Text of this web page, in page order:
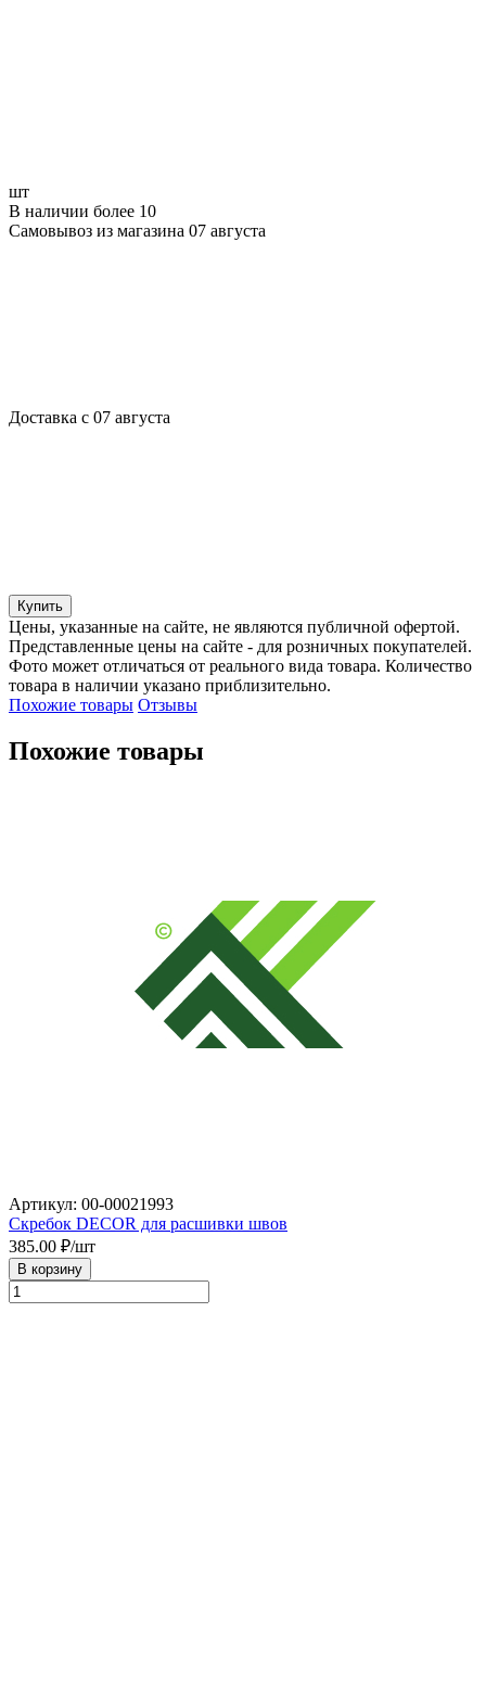
шт
В наличии более 10
Самовывоз из магазина 07 августа
Доставка с 07 августа
Купить
Цены, указанные на сайте, не являются публичной офертой.
Представленные цены на сайте - для розничных покупателей.
Фото может отличаться от реального вида товара. Количество
товара в наличии указано приблизительно.
Похожие товары Отзывы
Похожие товары
Артикул: 00-00021993
Скребок DECOR для расшивки швов
385.00 ₽/шт
В корзину